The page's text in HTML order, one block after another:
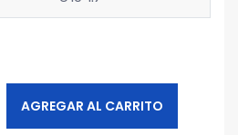
AGREGAR AL CARRITO